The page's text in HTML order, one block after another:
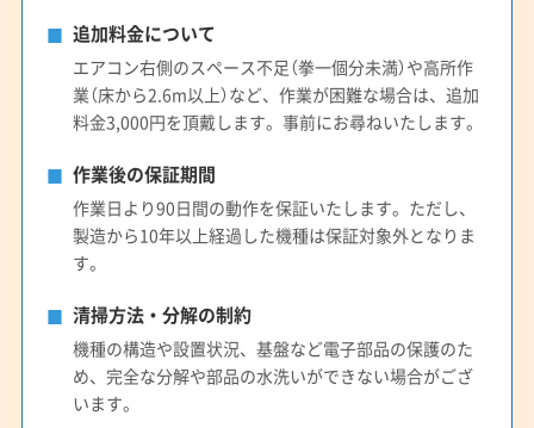
追加料金について
エアコン右側のスペース不足（拳一個分未満）や高所作
業（床から2.6m以上）など、作業が困難な場合は、追加
料金3,000円を頂戴します。事前にお尋ねいたします。
作業後の保証期間
作業日より90日間の動作を保証いたします。ただし、
製造から10年以上経過した機種は保証対象外となりま
す。
清掃方法・分解の制約
機種の構造や設置状況、基盤など電子部品の保護のた
め、完全な分解や部品の水洗いができない場合がござ
います。